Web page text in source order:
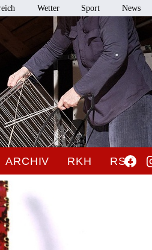
Wetter Sport News
ARCHIV RKH RSO